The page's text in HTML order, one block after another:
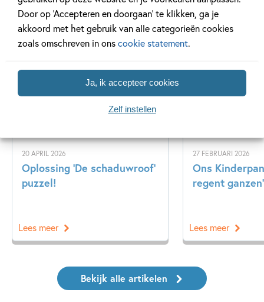
Door op ‘Accepteren en doorgaan’ te klikken, ga je
akkoord met het gebruik van alle categorieën cookies
zoals omschreven in onscookie statement.
Ja, ik accepteer cookies
Zelf instellen
Gerelateerde artikelen
20 APRIL 2026
Oplossing ‘De schaduwroof’
puzzel!
Lees meer
27 FEBRUARI 2026
Ons
regent ganzen’
Lees meer
Bekijk alle artikelen